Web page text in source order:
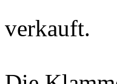
verkauft.